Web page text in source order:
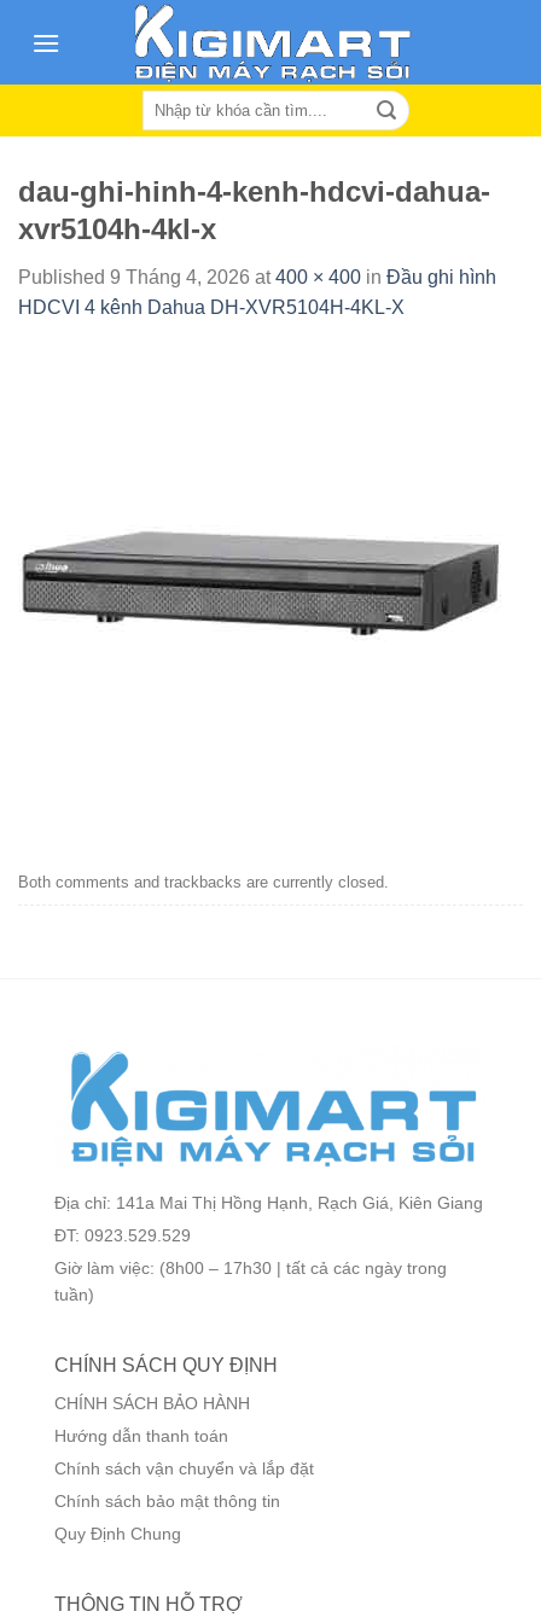
Search
dau-ghi-hinh-4-kenh-hdcvi-dahua-
xvr5104h-4kl-x
Published 9 Tháng 4, 2026 at400 × 400 in Đầu ghi hình
HDCVI 4 kênh Dahua DH-XVR5104H-4KL-X
Both comments and trackbacks are currently closed.
Địa chỉ: 141a Mai Thị Hồng Hạnh, Rạch Giá, Kiên Giang
ĐT: 0923.529.529
Giờ làm việc: (8h00 – 17h30 | tất cả các ngày trong
tuần)
CHÍNH SÁCH QUY ĐỊNH
CHÍNH SÁCH BẢO HÀNH
Hướng dẫn thanh toán
Chính sách vận chuyển và lắp đặt
Chính sách bảo mật thông tin
Quy Định Chung
THÔNG TIN HỖ TRỢ